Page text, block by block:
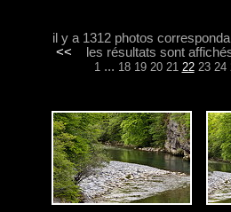
il y a 1312 photos
<< les résultats sont
1 ... 18 19 20 21 22 23 24